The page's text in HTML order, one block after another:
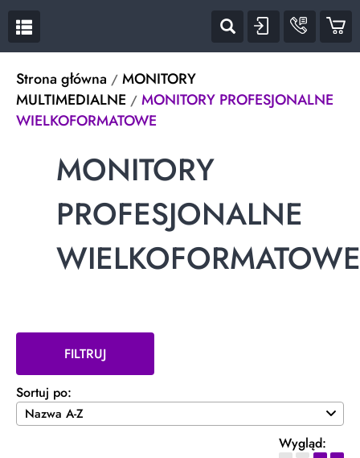
 
Strona główna
MONITORY
MULTIMEDIALNE
MONITORY PROFESJONALNE
WIELKOFORMATOWE
MONITORY
PROFESJONALNE
WIELKOFORMATOWE
FILTRUJ
Sortuj po:
Wygląd: